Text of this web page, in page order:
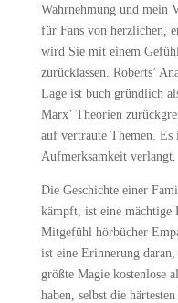
Wahrnehmung und mein
für Fans von herzlichen,
wird Sie mit einem
zurücklassen. Roberts’
Lage ist buch gründlich
Marx’ Theorien
auf vertraute Themen. Es
Aufmerksamkeit verlangt.
Die Geschichte einer
kämpft, ist eine mächtige
Mitgefühl hörbücher
ist eine Erinnerung
größte Magie kostenlose
haben, selbst die